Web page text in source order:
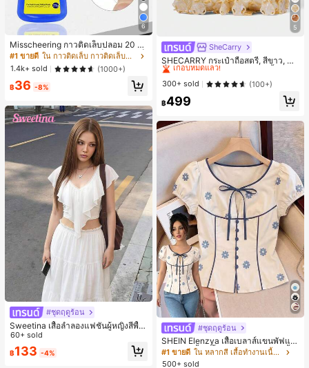
6
Misscheering กาวติดเล็บปลอม 20 กรั
ม แรงยึดสูง เจลสติกเกอร์เล็บนุ่ม แห้งเร็
ว เหมาะสำหรับผู้เริ่มต้นทำเล็บ ติดทนน
าน
#1 ขายดี
ใน กาวติดเล็บ กาวติดเล็บและสารยึดติด
1.4k+ sold
(1000+)
฿36 -8%
#ชุดฤดูร้อน
Sweetina เสื้อลำลองแฟชั่นผู้หญิงสีพื้น
แต่งระบายอเนกประสงค์
60+ sold
฿133 -4%
5
SheCarry
SHECARRY กระเป๋าถือสตรี, สีขาว, แฟ
ชั่น, สง่างาม, วันหยุด, งานปาร์ตี้
#1 ขายดี
เกือบหมดแล้ว!
#1 ขายดี
เกือบหมดแล้ว!
#1 ขายดี
เกือบหมดแล้ว!
#1 ขายดี
ใน บรรยากาศฤดูร้อน กระเป๋าหูหิ้วด้านบนผู้หญิง
เกือบหมดแล้ว!
300+ sold (100+)
฿499
#ชุดฤดูร้อน
SHEIN Elenzya เสื้อเบลาส์แขนพัฟแต่
งระบายสีพื้นสีน้ำเงินสำหรับผู้หญิง, เสื้อ
ครอปเข้ารูปผูกโบว์คอวีตัดกันสำหรับฤ
#1 ขายดี
ใน หลากสี เสื้อทำงานเนื้อผ้านุ่ม
500+ sold